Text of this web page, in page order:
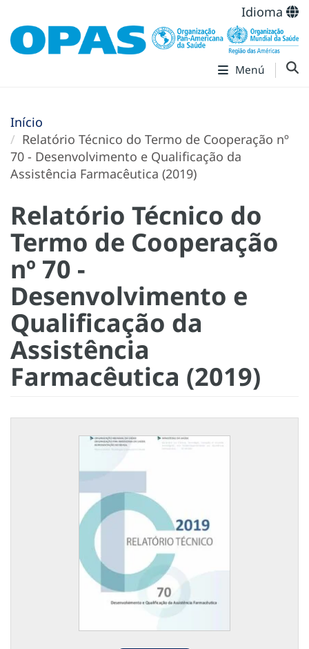
Idioma
Menú
Início
Relatório Técnico do Termo de Cooperação nº
70 - Desenvolvimento e Qualificação da
Assistência Farmacêutica (2019)
Relatório Técnico do
Termo de Cooperação
nº 70 -
Desenvolvimento e
Qualificação da
Assistência
Farmacêutica (2019)